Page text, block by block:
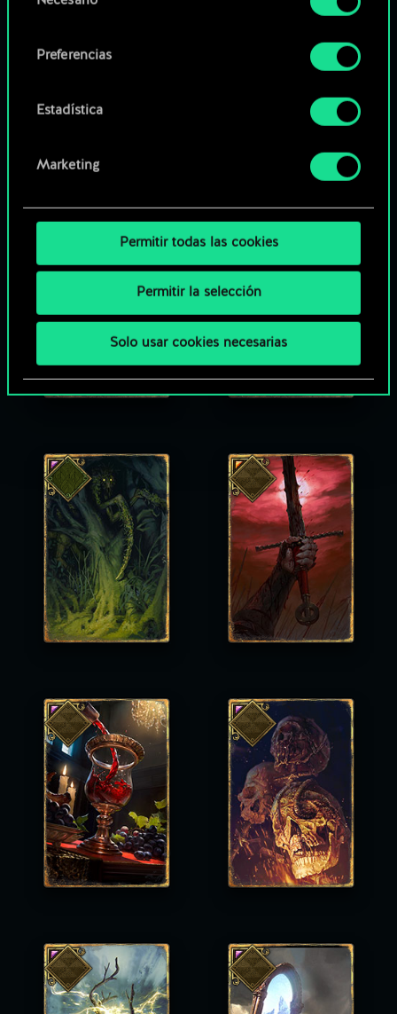
Encontrarás todos los detalles sobre nuestro uso
preferencias al respecto en el menú «Ajustes» de
de
Preferencias
Estadística
Marketing
Permitir todas las cookies
Permitir la selección
Solo usar cookies necesarias